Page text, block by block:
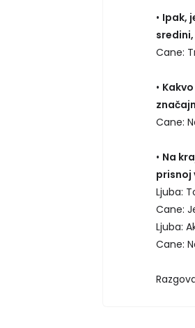
• Ipak,
Cane:
•
Cane:
• Na
prisnoj
Ljuba:
Cane:
Ljuba:
Cane: